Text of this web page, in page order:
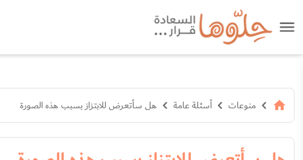
منوعات أسئلة عامة هل سأتعرض للابتزاز بسبب هذه الصورة